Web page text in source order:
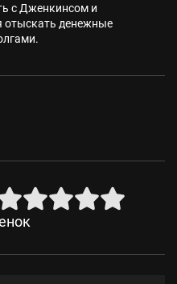
с Дженкинсом и
отыскать денежные